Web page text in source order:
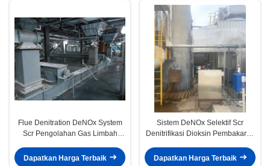
Flue Denitration DeNOx System
Scr Pengolahan Gas Limbah
Dapatkan Harga Terbaik
Sistem DeNOx Selektif Scr
Denitrifikasi Dioksin Pembakaran
Dapatkan Harga Terbaik